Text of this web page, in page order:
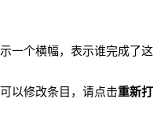
一个横幅，表示谁完成了这
以修改条目，请点击重新打